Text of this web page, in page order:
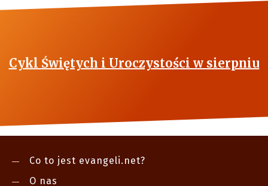
Cykl Świętych i Uroczystości w sierpniu
Co to jest evangeli.net?
O nas